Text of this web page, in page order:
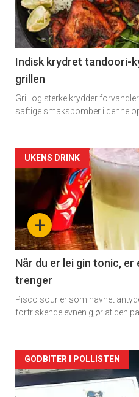
Indisk krydret tandoori-
grillen
Grill og sterke krydder
saftige smaksbomber i denne
Forsiden
akkurat
nå
-
2
+
UKENS DRINK
Når du er lei gin tonic,
trenger
Pisco sour er som navnet
forfriskende evnen gjør at den
Forsiden
akkurat
GODBITER I POLLISTEN